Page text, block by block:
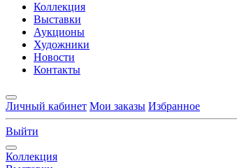
Коллекция
Выставки
Аукционы
Художники
Новости
Контакты
Личный кабинет Мои заказы Избранное
Выйти
Коллекция